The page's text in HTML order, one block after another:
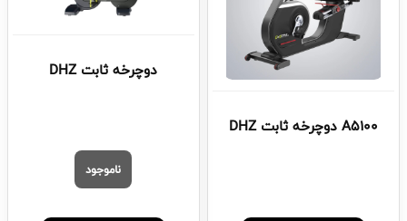
A5100 دوچرخه ثابت DHZ
دوچرخه ثابت DHZ
ناموجود